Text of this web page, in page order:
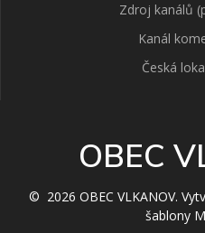
Zdroj kanálů
Kanál
Česká
OBEC
© 2026 OBEC VLKANOV.
šablony